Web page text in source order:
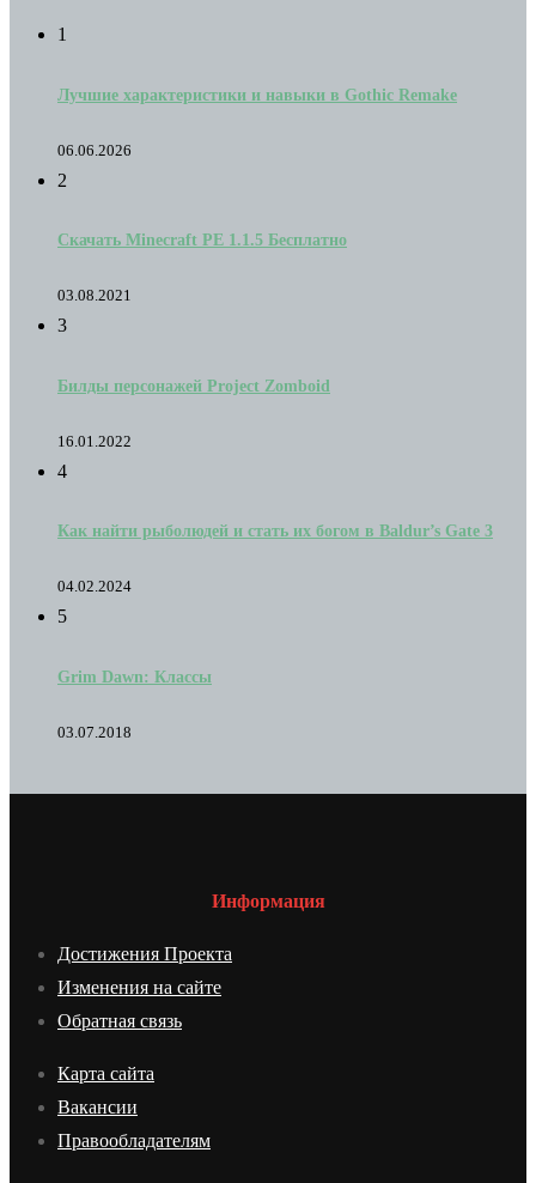
1
Лучшие характеристики и навыки в Gothic Remake
06.06.2026
2
Скачать Minecraft PE 1.1.5 Бесплатно
03.08.2021
3
Билды персонажей Project Zomboid
16.01.2022
4
Как найти рыболюдей и стать их богом в Baldur’s Gate 3
04.02.2024
5
Grim Dawn: Классы
03.07.2018
Информация
Достижения Проекта
Изменения на сайте
Обратная связь
Карта сайта
Вакансии
Правообладателям